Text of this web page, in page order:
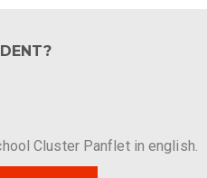
Cluster Panflet in english.